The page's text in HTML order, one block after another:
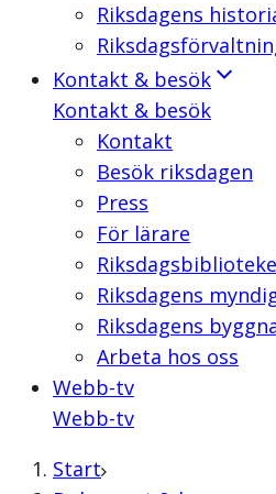
Riksdagens
Kontakt & besök
Kontakt & besök
Kontakt
Besök riksdagen
Press
För lärare
Riksdagens
Riksdagens
Arbeta hos oss
Webb-tv
Webb-tv
Start